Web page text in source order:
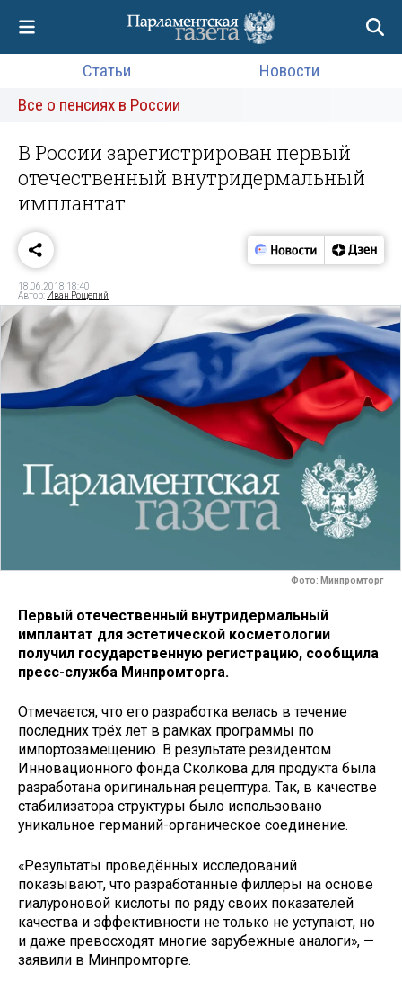
Статьи
Новости
Все о пенсиях в России
В России зарегистрирован первый
отечественный внутридермальный
имплантат
18.06.2018 18:40
Автор: Иван Рощепий
Фото: Минпромторг
Первый отечественный внутридермальный
имплантат для эстетической косметологии
получил государственную регистрацию, сообщила
пресс-служба Минпромторга.
Отмечается, что его разработка велась в течение
последних трёх лет в рамках программы по
импортозамещению. В результате резидентом
Инновационного фонда Сколкова для продукта была
разработана оригинальная рецептура. Так, в качестве
стабилизатора структуры было использовано
уникальное германий-органическое соединение.
«Результаты проведённых исследований
показывают, что разработанные филлеры на основе
гиалуроновой кислоты по ряду своих показателей
качества и эффективности не только не уступают, но
и даже превосходят многие зарубежные аналоги», —
заявили в Минпромторге.